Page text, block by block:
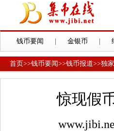
钱币要闻 金银币
首页>>钱币要闻>>钱币报道>>独
惊现假